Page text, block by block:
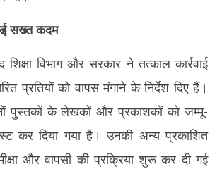
सख्त कदम
शिक्षा विभाग और सरकार ने तत्काल कार्रवाई
प्रतियों को वापस मंगाने के निर्देश दिए हैं।
पुस्तकों के लेखकों और प्रकाशकों को जम्मू-
कर दिया गया है। उनकी अन्य प्रकाशित
और वापसी की प्रक्रिया शुरू कर दी गई